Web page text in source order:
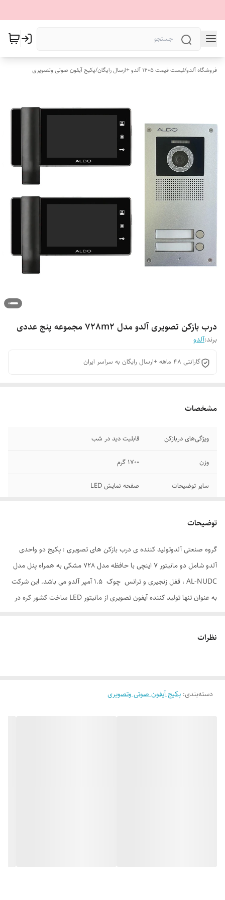
فروشگاه آلدو/لیست قیمت 1405 آلدو +ارسال رایگان /پکیج آیفون صوتی وتصویری
درب بازکن تصویری آلدو مدل 728m2 مجموعه پنج عددی
برند:آلدو
گارانتی 48 ماهه +ارسال رایگان به سراسر ایران
مشخصات
ویژگی‌های دربازکن قابلیت دید در شب
وزن 1700 گرم
سایر توضیحات صفحه نمایش LED
تصاویر
اقلام همراه قفل زنجیری
توضیحات
گروه صنعتی آلدوتولید کننده ی درب بازکن های تصویری : پکیج دو واحدی
آلدو شامل دو مانیتور 7 اینچی با حافظه مدل 728 مشکی به همراه پنل مدل
AL-NUDC ، قفل زنجیری و ترانس چوک 1.5 آمپر آلدو می باشد. این شرکت
به عنوان تنها تولید کننده آیفون تصویری از مانیتور LED ساخت کشور کره در
دید در شب قدرتمند دارد. شرکت آلدو جهت جذب مشتریان کیفیت محصولات
نظرات
دسته‌بندی: پکیج آیفون صوتی وتصویری